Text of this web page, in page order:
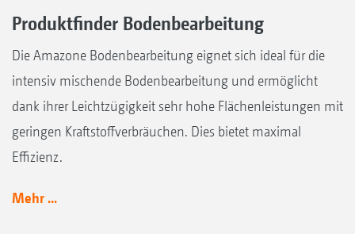
Produktfinder Bodenbearbeitung
Die Amazone Bodenbearbeitung eignet sich ideal für die
intensiv mischende Bodenbearbeitung und ermöglicht
dank ihrer Leichtzügigkeit sehr hohe Flächenleistungen mit
geringen Kraftstoffverbräuchen. Dies bietet maximal
Effizienz.
Mehr ...